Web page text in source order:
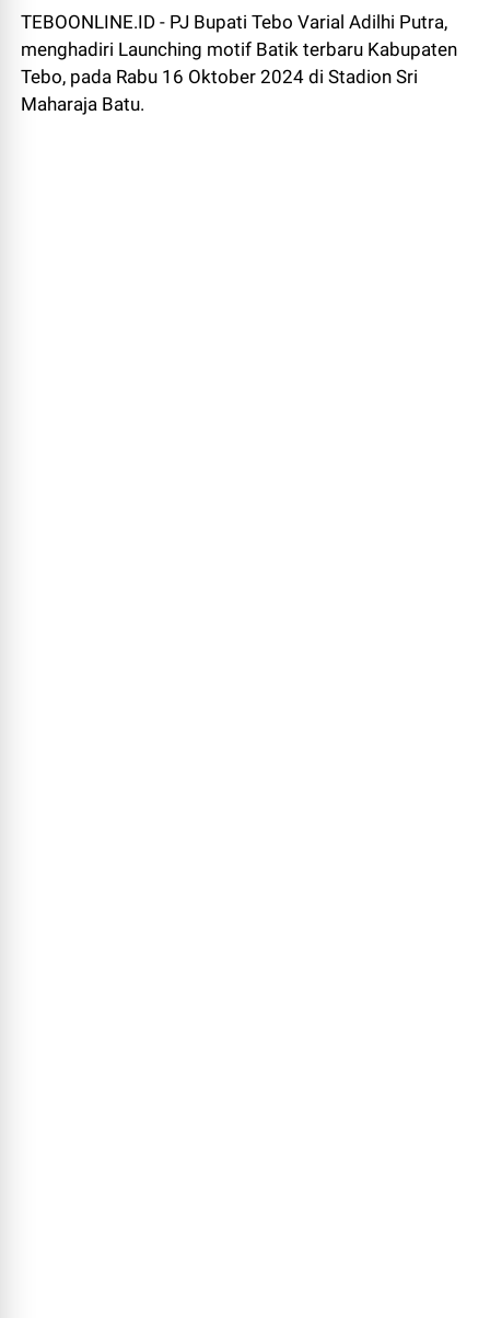
TEBOONLINE.ID - PJ Bupati Tebo Varial Adilhi Putra,
menghadiri Launching motif Batik terbaru Kabupaten
Tebo, pada Rabu 16 Oktober 2024 di Stadion Sri
Maharaja Batu.